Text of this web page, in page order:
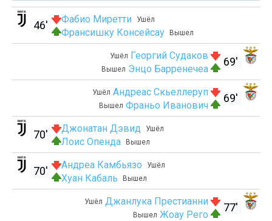
Ушёл
Фабио Миретти
Вышел
Франсишку Консейсау
46'
69'
Ушёл Георгий Судаков
Вышел Энцо Барренечеа
69'
Ушёл Андреас Скьеллеруп
Вышел Франьо Иванович
Ушёл
Джонатан Дэвид
Вышел
Лоис Опенда
70'
Ушёл
Андреа Камбьязо
Вышел
Хуан Кабаль
70'
77'
Ушёл Джанлука Престианни
Вышел Жоау Рего